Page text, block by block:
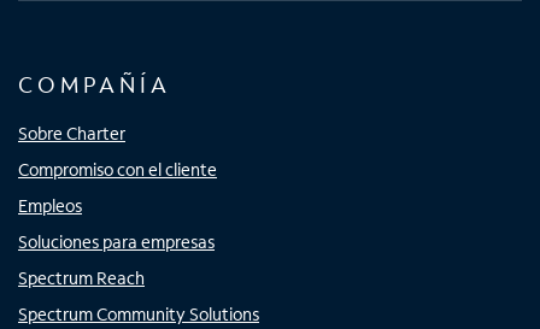
COMPAÑÍA
Sobre Charter
Compromiso con el cliente
Empleos
Soluciones para empresas
Spectrum Reach
Spectrum Community Solutions